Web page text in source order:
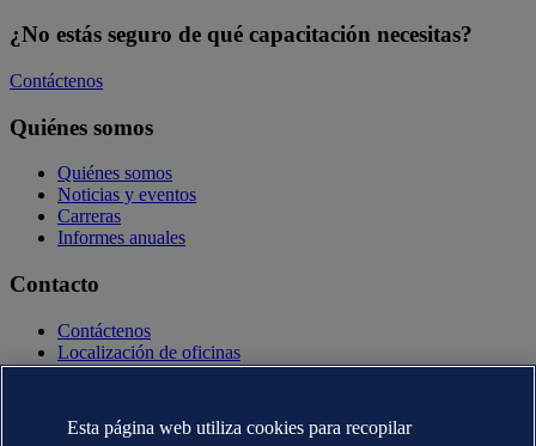
¿No estás seguro de qué capacitación necesitas?
Contáctenos
Quiénes somos
Quiénes somos
Noticias y eventos
Carreras
Informes anuales
Contacto
Contáctenos
Localización de oficinas
Contactos con la prensa
Declaración de privacidad
Esta página web utiliza cookies para recopilar